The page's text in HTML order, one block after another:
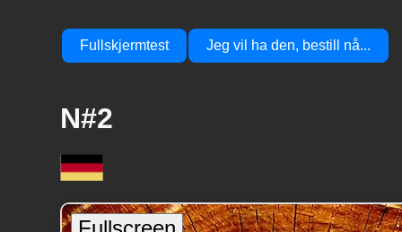
Fullskjermtest Jeg vil ha den, bestill nå...
N#2